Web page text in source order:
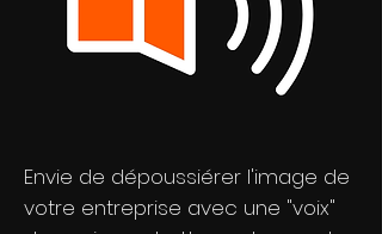
Envie de dépoussiérer l'image de
votre entreprise avec une "voix"